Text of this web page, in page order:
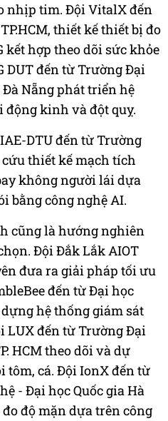
nhịp tim. Đội VitalX đến
thiết kế thiết bị đo
kết hợp theo dõi sức khỏe
DUT đến từ Trường Đại
Nẵng phát triển hệ
kinh và đột quỵ.
DTU đến từ Trường
thiết kế mạch tích
không người lái dựa
bằng công nghệ AI.
cũng là hướng nghiên
Đội Đắk Lắk AIOT
đưa ra giải pháp tối ưu
đến từ Đại học
hệ thống giám sát
LUX đến từ Trường Đại
HCM theo dõi và dự
tôm, cá. Đội IonX đến từ
- Đại học Quốc gia Hà
độ mặn dựa trên công